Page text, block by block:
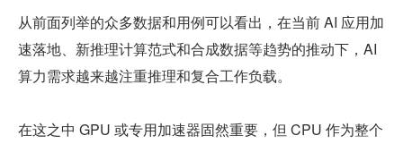
从前面列举的众多数据和用例可以看出，在当前 AI 应用加
速落地、新推理计算范式和合成数据等趋势的推动下，AI
算力需求越来越注重推理和复合工作负载。
在这之中 GPU 或专用加速器固然重要，但 CPU 作为整个